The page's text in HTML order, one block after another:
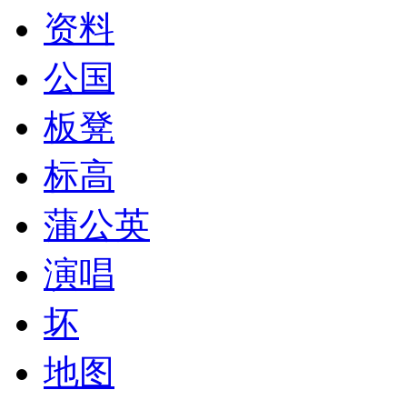
资料
公国
板凳
标高
蒲公英
演唱
坏
地图